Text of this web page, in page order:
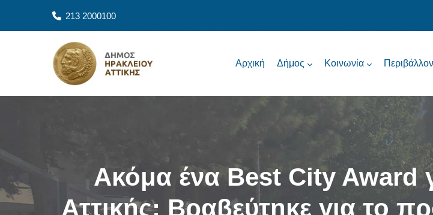
213 2000100
Αρχική Δήμος Κοινωνία Περιβάλλον
Ακόμα ένα Best City Award
Αττικής: Βραβεύτηκε για το